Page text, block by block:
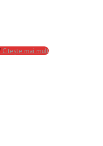
Citește mai mult